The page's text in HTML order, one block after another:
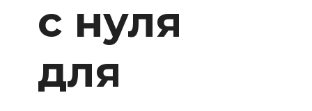
с нуля
для